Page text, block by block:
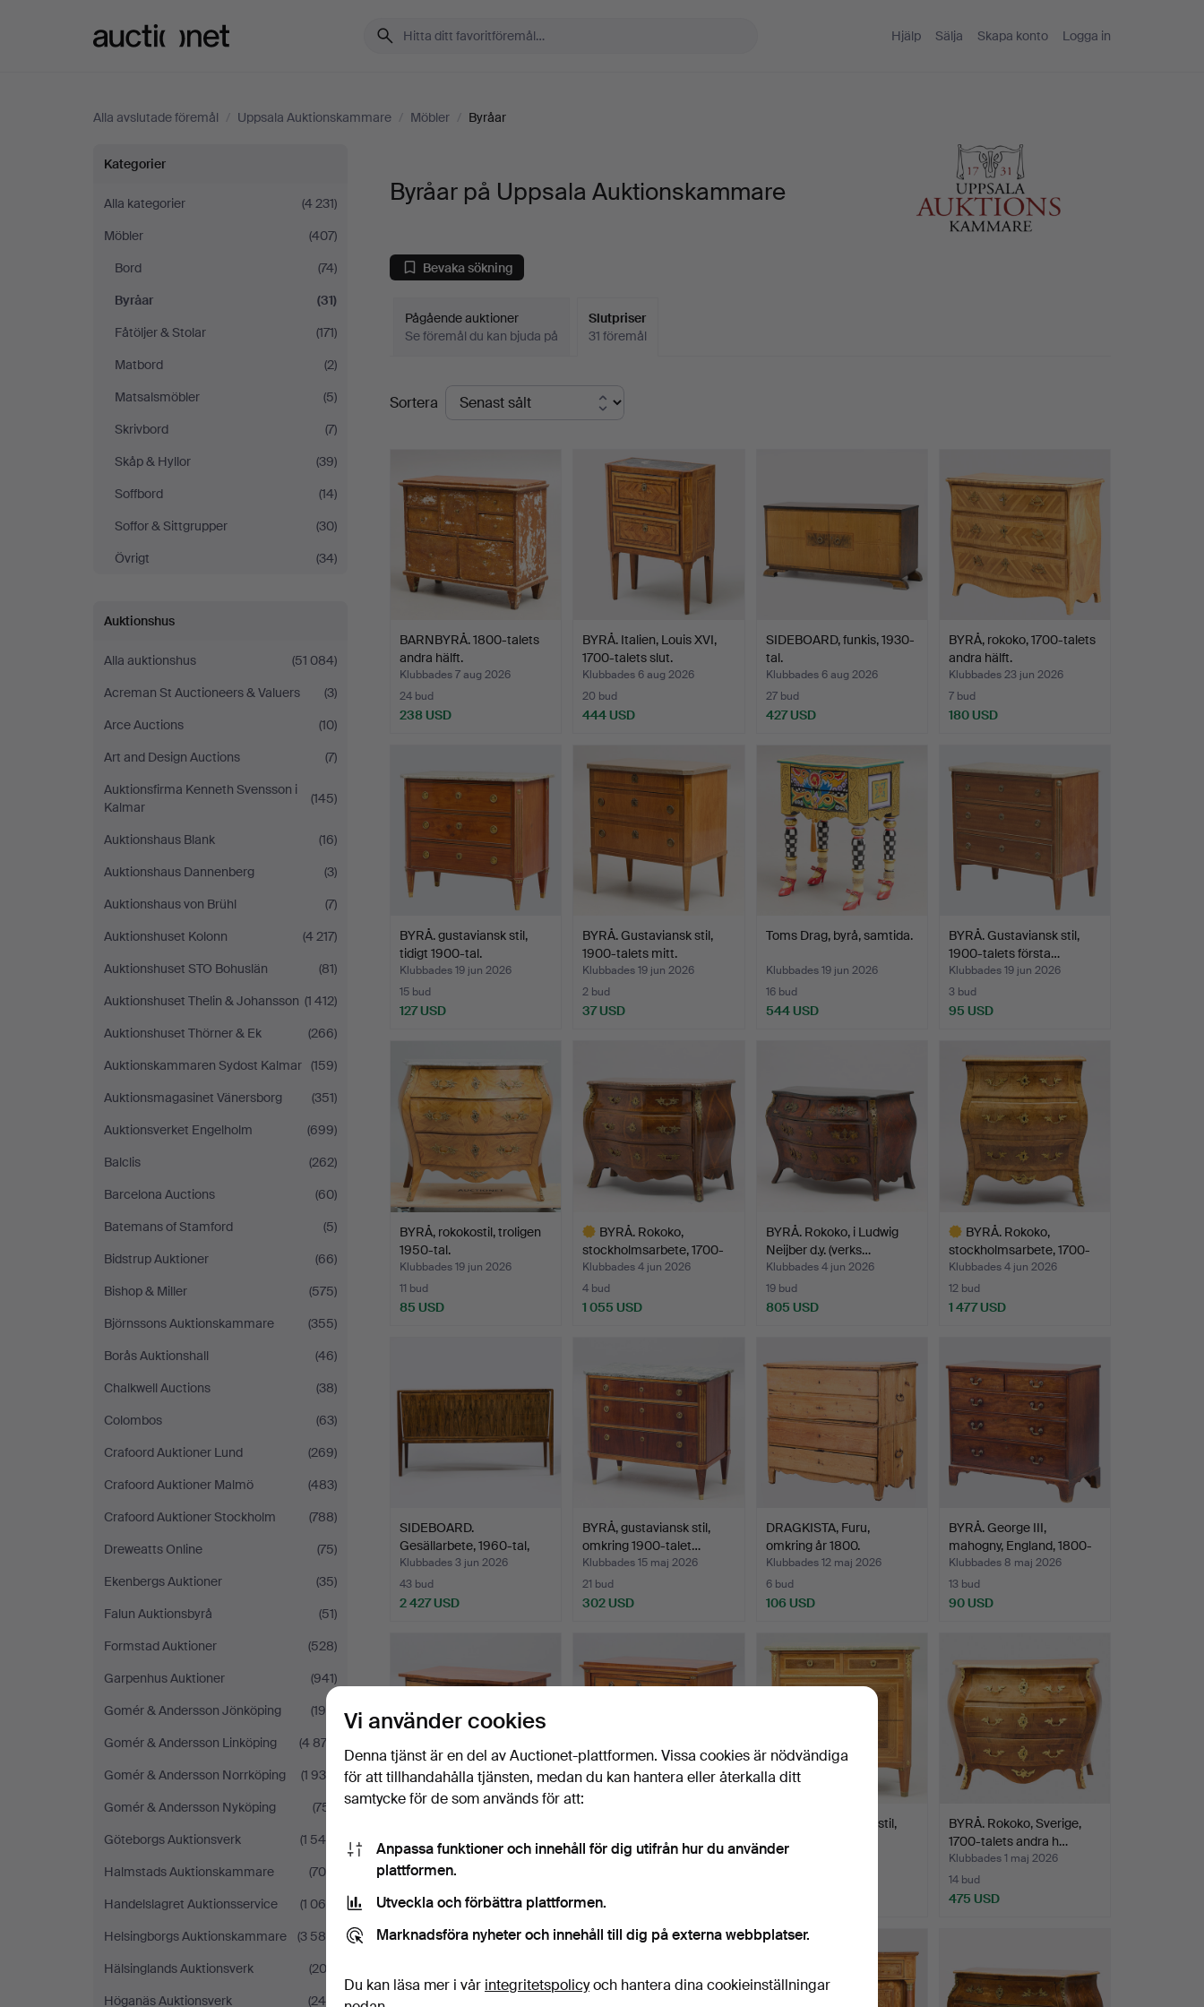
Hjälp Sälja Skapa konto Logga in
Alla avslutade föremål / Uppsala Auktionskammare / Möbler / Byråar
Byråar
på
Uppsala
Auktionskammare
Kategorier
Alla kategorier
(4 231)
Möbler
(407)
Bord
(74)
Byråar
(31)
Fåtöljer & Stolar
(171)
Matbord
(2)
Matsalsmöbler
(5)
Skrivbord
(7)
Skåp & Hyllor
(39)
Soffbord
(14)
Soffor & Sittgrupper
(30)
Övrigt
(34)
Auktionshus
Alla auktionshus
(51 084)
Acreman St Auctioneers & Valuers
(3)
Arce Auctions
(10)
Art and Design Auctions
(7)
Auktionsfirma Kenneth Svensson i
Kalmar
(145)
Auktionshaus Blank
(16)
Auktionshaus Dannenberg
(3)
Auktionshaus von Brühl
(7)
Auktionshuset Kolonn
(4 217)
Auktionshuset STO Bohuslän
(81)
Auktionshuset Thelin & Johansson (1 412)
Auktionshuset Thörner & Ek
(266)
Auktionskammaren Sydost Kalmar (159)
Auktionsmagasinet Vänersborg
(351)
Auktionsverket Engelholm
(699)
Balclis
(262)
Barcelona Auctions
(60)
Batemans of Stamford
(5)
Bidstrup Auktioner
(66)
Bishop & Miller
(575)
Björnssons Auktionskammare
(355)
Borås Auktionshall
(46)
Chalkwell Auctions
(38)
Colombos
(63)
Crafoord Auktioner Lund
(269)
Crafoord Auktioner Malmö
(483)
Crafoord Auktioner Stockholm
(788)
Dreweatts Online
(75)
Ekenbergs Auktioner
(35)
Falun Auktionsbyrå
(51)
Formstad Auktioner
(528)
Garpenhus Auktioner
(941)
Gomér & Andersson Jönköping
(199)
Gomér & Andersson Linköping
(4 874)
Gomér & Andersson Norrköping
(1 935)
Gomér & Andersson Nyköping
(751)
Göteborgs Auktionsverk
(1 545)
Halmstads Auktionskammare
(704)
Handelslagret Auktionsservice
(1 065)
Helsingborgs Auktionskammare
(3 585)
Hälsinglands Auktionsverk
(202)
Höganäs Auktionsverk
(244)
Byråar på Uppsala Auktionskammare
Bevaka sökning
Pågående auktioner
Se föremål du kan bjuda på
Slutpriser
31 föremål
Slutpriser
Sortera
BARNBYRÅ. 1800-talets
andra hälft.
Klubbades 7 aug 2026
24 bud
238 USD
BYRÅ. Italien, Louis XVI,
1700-talets slut.
Klubbades 6 aug 2026
20 bud
444 USD
SIDEBOARD, funkis, 1930-
tal.
Klubbades 6 aug 2026
27 bud
427 USD
BYRÅ, rokoko, 1700-talets
andra hälft.
Klubbades 23 jun 2026
7 bud
180 USD
BYRÅ. gustaviansk stil,
tidigt 1900-tal.
Klubbades 19 jun 2026
15 bud
127 USD
BYRÅ. Gustaviansk stil,
1900-talets mitt.
Klubbades 19 jun 2026
2 bud
37 USD
Toms Drag, byrå, samtida.
Klubbades 19 jun 2026
16 bud
544 USD
BYRÅ. Gustaviansk stil,
1900-talets första…
Klubbades 19 jun 2026
3 bud
95 USD
BYRÅ, rokokostil, troligen
1950-tal.
Klubbades 19 jun 2026
11 bud
85 USD
BYRÅ. Rokoko,
stockholmsarbete, 1700-
talet…
Klubbades 4 jun 2026
4 bud
1 055 USD
BYRÅ. Rokoko, i Ludwig
Neijber d.y. (verks…
Klubbades 4 jun 2026
19 bud
805 USD
BYRÅ. Rokoko,
stockholmsarbete, 1700-
talet…
Klubbades 4 jun 2026
12 bud
1 477 USD
SIDEBOARD.
Gesällarbete, 1960-tal,
Sverige.
Klubbades 3 jun 2026
43 bud
2 427 USD
BYRÅ, gustaviansk stil,
omkring 1900-talet…
Klubbades 15 maj 2026
21 bud
302 USD
DRAGKISTA, Furu,
omkring år 1800.
Klubbades 12 maj 2026
6 bud
106 USD
BYRÅ. George III,
mahogny, England, 1800-
t…
Klubbades 8 maj 2026
13 bud
90 USD
Klubbades 2 maj 2026
4 bud
211 USD
Mahogny och furu.
Klubbades 2 maj 2026
48 USD
BYRÅ. Gustaviansk stil,
1900-talets början.
Klubbades 1 maj 2026
BYRÅ. Rokoko, Sverige,
1700-talets andra h…
Klubbades 1 maj 2026
14 bud
475 USD
Vi använder cookies
Denna tjänst är en del av Auctionet-plattformen. Vissa cookies är nödvändiga
för att tillhandahålla tjänsten, medan du kan hantera eller återkalla ditt
samtycke för de som används för att:
Anpassa funktioner och innehåll för dig utifrån hur du använder
plattformen.
Utveckla och förbättra plattformen.
Marknadsföra nyheter och innehåll till dig på externa webbplatser.
Du kan läsa mer i vår integritetspolicyoch hantera dina cookieinställningar